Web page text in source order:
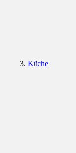
Küche